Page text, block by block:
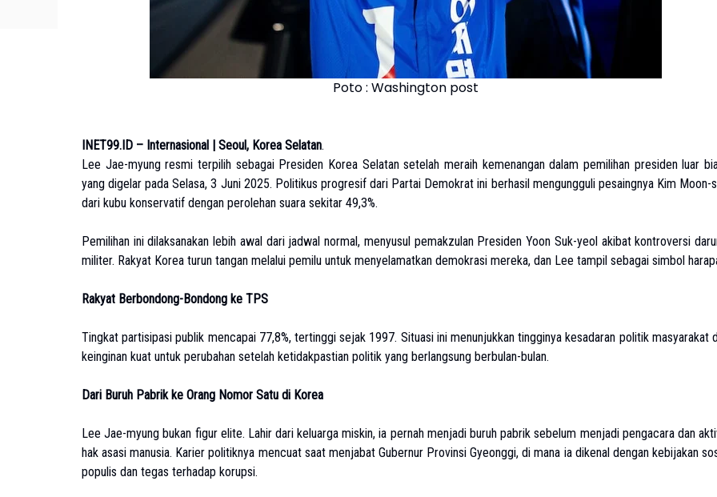
Poto : Washington post
INET99.ID – Internasional | Seoul, Korea Selatan.
Lee Jae-myung resmi terpilih sebagai Presiden Korea Selatan setelah meraih kemenangan dalam pemilihan presiden luar
yang digelar pada Selasa, 3 Juni 2025. Politikus progresif dari Partai Demokrat ini berhasil mengungguli pesaingnya Kim Moon-
dari kubu konservatif dengan perolehan suara sekitar 49,3%.
Pemilihan ini dilaksanakan lebih awal dari jadwal normal, menyusul pemakzulan Presiden Yoon Suk-yeol akibat kontroversi
militer. Rakyat Korea turun tangan melalui pemilu untuk menyelamatkan demokrasi mereka, dan Lee tampil sebagai simbol
Rakyat Berbondong-Bondong ke TPS
Tingkat partisipasi publik mencapai 77,8%, tertinggi sejak 1997. Situasi ini menunjukkan tingginya kesadaran politik masyarakat
keinginan kuat untuk perubahan setelah ketidakpastian politik yang berlangsung berbulan-bulan.
Dari Buruh Pabrik ke Orang Nomor Satu di Korea
Lee Jae-myung bukan figur elite. Lahir dari keluarga miskin, ia pernah menjadi buruh pabrik sebelum menjadi pengacara dan
hak asasi manusia. Karier politiknya mencuat saat menjabat Gubernur Provinsi Gyeonggi, di mana ia dikenal dengan kebijakan
populis dan tegas terhadap korupsi.